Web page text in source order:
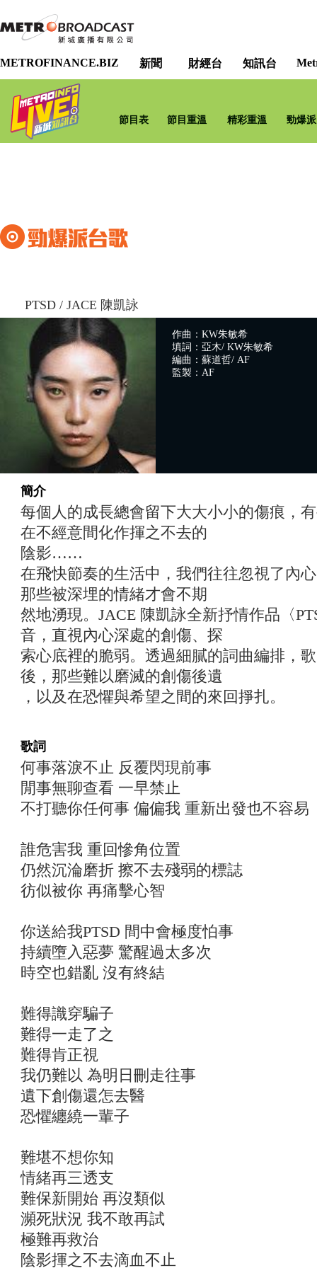
METROFINANCE.BIZ 新聞 財經台 知訊台
節目表 節目重溫 精彩重溫 勁爆
PTSD / JACE 陳凱詠
作曲：KW朱敏希
填詞：亞木/ KW朱敏希
編曲：蘇道哲/ AF
監製：AF
簡介
每個人的成長總會留下大大小小的傷痕，
在不經意間化作揮之不去的
陰影……
在飛快節奏的生活中，我們往往忽視了內
那些被深埋的情緒才會不期
然地湧現。JACE 陳凱詠全新抒情作品〈
音，直視內心深處的創傷、探
索心底裡的脆弱。透過細膩的詞曲編排，
後，那些難以磨滅的創傷後遺
，以及在恐懼與希望之間的來回掙扎。
歌詞
何事落淚不止 反覆閃現前事
閒事無聊查看 一早禁止
不打聽你任何事 偏偏我 重新出發也不容易
誰危害我 重回慘角位置
仍然沉淪磨折 擦不去殘弱的標誌
彷似被你 再痛擊心智
你送給我PTSD 間中會極度怕事
持續墮入惡夢 驚醒過太多次
時空也錯亂 沒有終結
難得識穿騙子
難得一走了之
難得肯正視
我仍難以 為明日刪走往事
遺下創傷還怎去醫
恐懼纏繞一輩子
難堪不想你知
情緒再三透支
難保新開始 再沒類似
瀕死狀況 我不敢再試
極難再救治
陰影揮之不去滴血不止